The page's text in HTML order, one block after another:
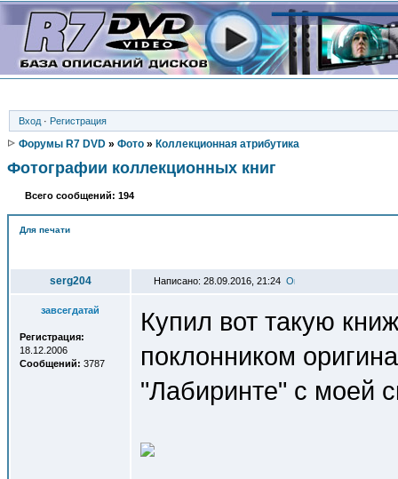
Вход · Регистрация
Форумы R7 DVD » Фото » Коллекционная атрибутика
Фотографии коллекционных книг
Всего сообщений: 194
Для печати
serg204 Написано: 28.09.2016, 21:24
завсегдатай
Регистрация:
18.12.2006
Сообщений: 3787
Купил вот такую
поклонником
"Лабиринте" с моей